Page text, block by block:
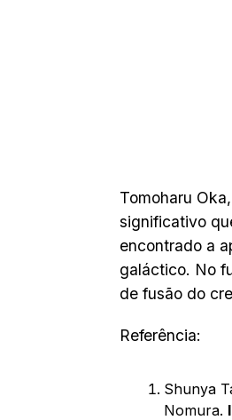
Tomoharu
significativo
encontrado a
galáctico. No
de fusão do
Referência:
Shunya
Nomura.